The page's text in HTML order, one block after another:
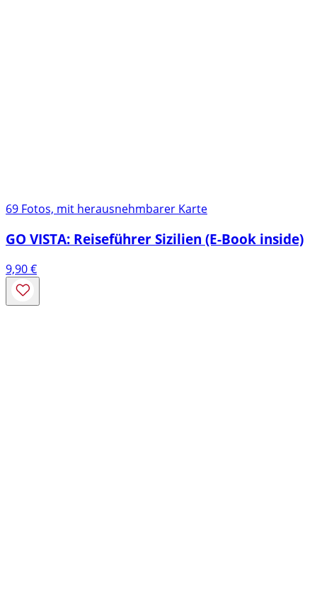
69 Fotos, mit herausnehmbarer Karte
GO VISTA: Reiseführer Sizilien (E-Book inside)
9,90€